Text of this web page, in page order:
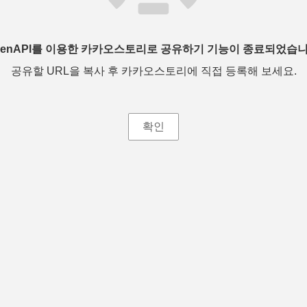
를 이용한 카카오스토리로 공유하기 기능이 종료되었습
공유할 URL을 복사 후 카카오스토리에 직접 등록해 보세요.
확인